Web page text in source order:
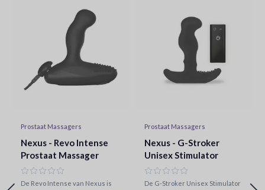
Prostaat Massagers
Nexus - Revo Intense
Prostaat Massager
De Revo Intense van Nexus is
Prostaat Massagers
Nexus - G-Stroker
Unisex Stimulator
De G-Stroker Unisex Stimulator